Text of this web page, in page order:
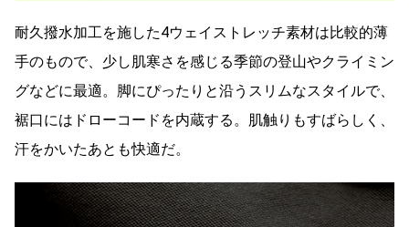
耐久撥水加工を施した4ウェイストレッチ素材は比較的薄
手のもので、少し肌寒さを感じる季節の登山やクライミン
グなどに最適。脚にぴったりと沿うスリムなスタイルで、
裾口にはドローコードを内蔵する。肌触りもすばらしく、
汗をかいたあとも快適だ。